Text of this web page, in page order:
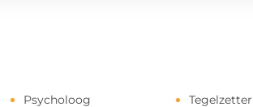
Psycholoog
Tegelzetter